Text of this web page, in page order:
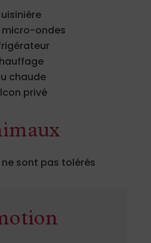
micro-ondes
chaude
privé
ne sont pas tolérés